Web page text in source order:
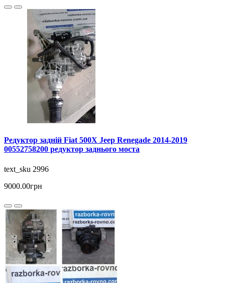
Редуктор задній Fiat 500X Jeep Renegade 2014-2019
00552758200 редуктор заднього моста
text_sku 2996
9000.00грн